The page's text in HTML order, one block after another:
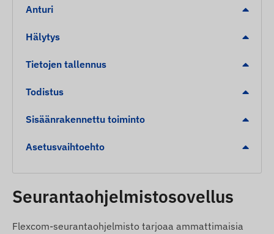
Sisäinen, erittäin herkkä GNSS-antenni
Automaattinen vaihto lepotilan ja toimintatilan
välillä (jos toiminto on aktivoitu)
liitettynä
Hälytykset
Liikehälytys
Irrotus
POI-digitaalisen aidan ylitys, saapuminen
Anturi
Hälytys
Tietojen tallennus
Todistus
Sisäänrakennettu toiminto
Asetusvaihtoehto
Seurantaohjelmistosovellus
Flexcom-seurantaohjelmisto tarjoaa ammattimaisia